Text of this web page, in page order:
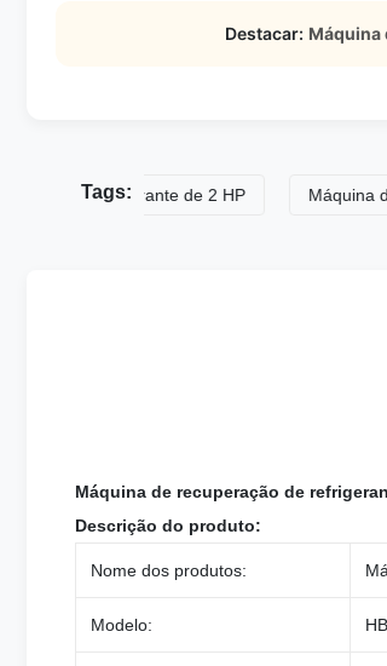
Destacar: Máquina
Tags:
refrigerante de 2 HP Máquina de
Máquina de recuperação de
Descrição do produto:
Nome dos produtos:
Modelo: